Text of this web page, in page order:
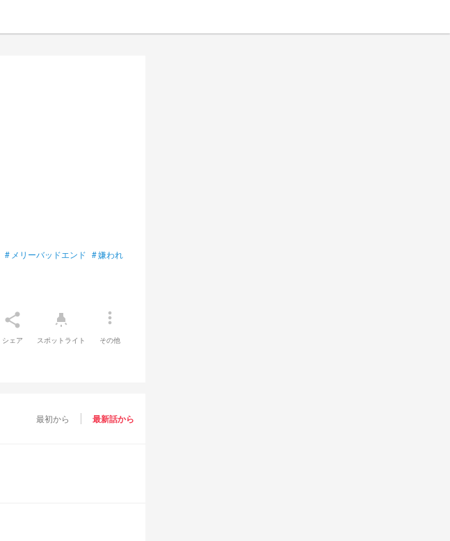
# メリーバッドエンド #嫌われ
share
シェア
highlight
スポットライト
more_vert
その他
最初から 最新話から